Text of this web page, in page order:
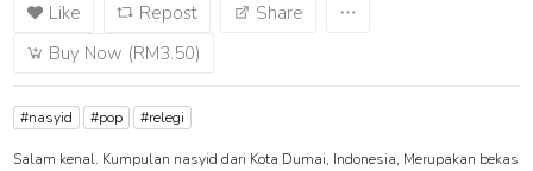
Like Repost
Share
Buy Now (RM3.50)
#nasyid #pop #relegi
Salam kenal. Kumpulan nasyid dari Kota Dumai, Indonesia, Merupakan bekas